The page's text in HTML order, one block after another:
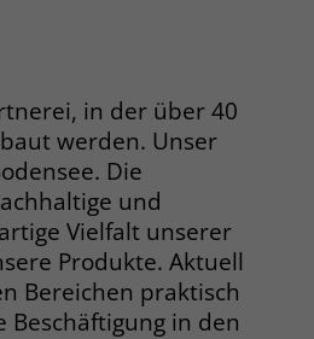
mit Einschränkungen
Was können wir für
>
in der über 40
werden. Unser
Die
und
Vielfalt unserer
Produkte. Aktuell
Bereichen praktisch
in den